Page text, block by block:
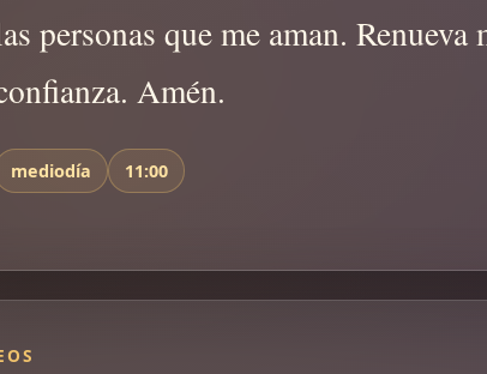
personas que me aman.
Amén.
mediodía 11:00